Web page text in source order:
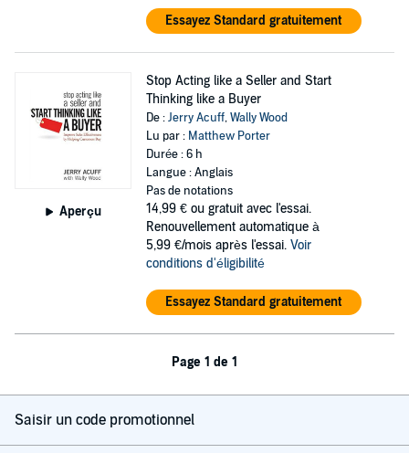
Essayez Standard gratuitement
Aperçu
Stop Acting like a Seller and Start
Thinking like a Buyer
De :Jerry Acuff,Wally Wood
Lu par : Matthew Porter
Durée : 6 h
Langue : Anglais
Pas de notations
14,99 € ou gratuit avec l'essai.
Renouvellement automatique à
5,99 €/mois après l'essai. Voir
conditions d'éligibilité
Essayez Standard gratuitement
Page 1 de 1
Saisir un code promotionnel